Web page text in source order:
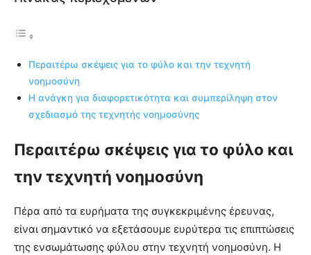
Περαιτέρω σκέψεις για το φύλο και την τεχνητή
νοημοσύνη
Η ανάγκη για διαφορετικότητα και συμπερίληψη στον
σχεδιασμό της τεχνητής νοημοσύνης
Περαιτέρω σκέψεις για το φύλο και
την τεχνητή νοημοσύνη
Πέρα από τα ευρήματα της συγκεκριμένης έρευνας,
είναι σημαντικό να εξετάσουμε ευρύτερα τις επιπτώσεις
της ενσωμάτωσης φύλου στην τεχνητή νοημοσύνη. Η